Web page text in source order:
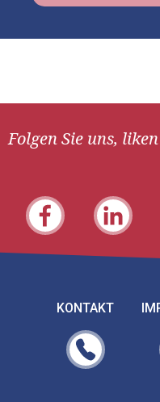
Folgen Sie uns,
KONTAKT